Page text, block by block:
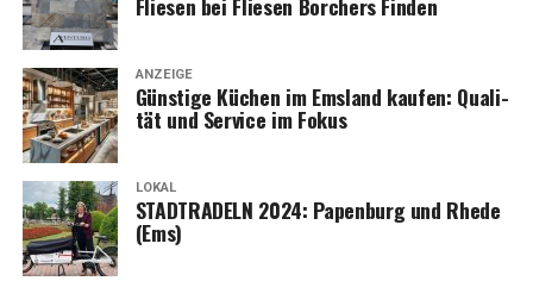
le der Evia-Serie im Ems­land und erle­ben Sie moder­nen
Radfahrkomfort.
ANZEIGE
Güns­ti­ge Küchen im Ems­land kau­fen: Qua­li­
tät und Ser­vice im Fokus
LOKAL
STADTRADELN 2024: Papen­burg und Rhe­de
(Ems)